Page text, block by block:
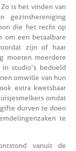
is het vinden van
gezinshereniging
die het recht op
om een betaalbare
zijn of haar
moeten meerdere
studio’s bedoeld
omwille van hun
extra kwetsbaar
omdat
durven te doen
te
vanuit de